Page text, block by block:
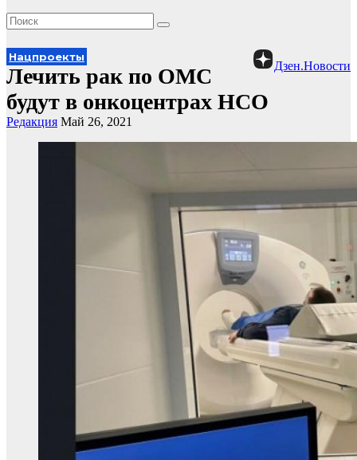
Дзен.Новости
Нацпроекты
Лечить рак по ОМС
будут в онкоцентрах НСО
Редакция Май 26, 2021